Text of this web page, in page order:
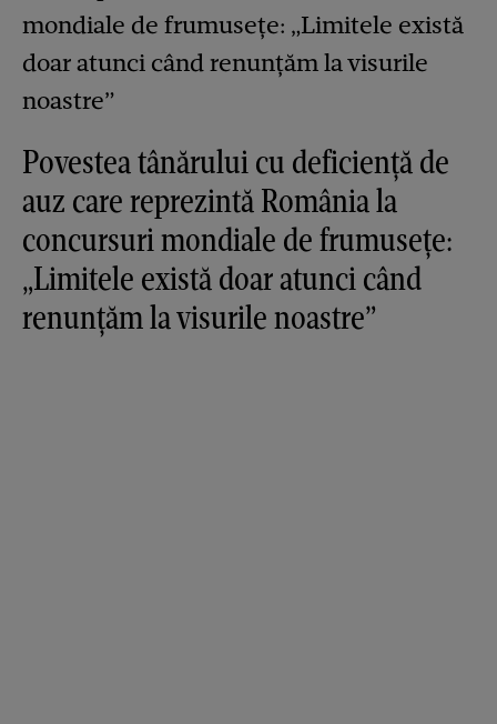
Povestea tânărului cu deficiență de
auz care reprezintă România la
concursuri mondiale de frumusețe:
„Limitele există doar atunci când
renunțăm la visurile noastre”